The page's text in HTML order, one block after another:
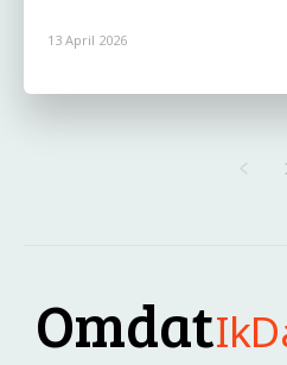
13 April 2026
Omdat